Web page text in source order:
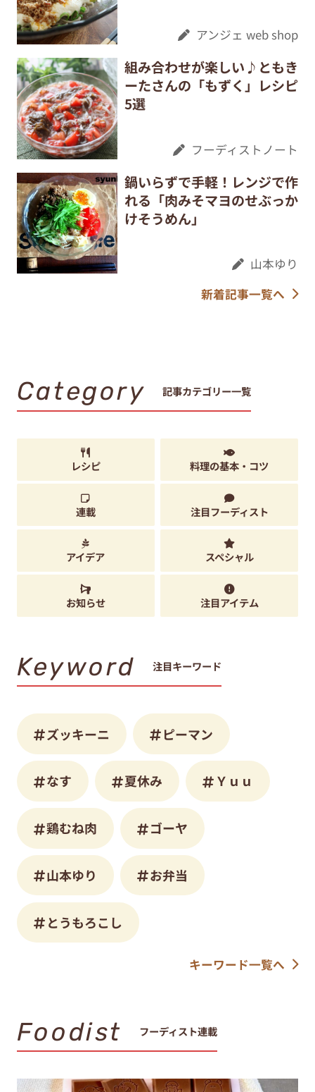
アンジェ web shop
組み合わせが楽しい♪ともき
ーたさんの「もずく」レシピ
5選
フーディストノート
鍋いらずで手軽！レンジで作
れる「肉みそマヨのせぶっか
けそうめん」
山本ゆり
新着記事一覧へ
Category 記事カテゴリー一覧
レシピ 料理の基本・コツ
連載 注目フーディスト
アイデア スペシャル
お知らせ 注目アイテム
Keyword 注目キーワード
ズッキーニ ピーマン
なす 夏休み Ｙｕｕ
鶏むね肉 ゴーヤ
山本ゆり お弁当
とうもろこし
キーワード一覧へ
Foodist フーディスト連載